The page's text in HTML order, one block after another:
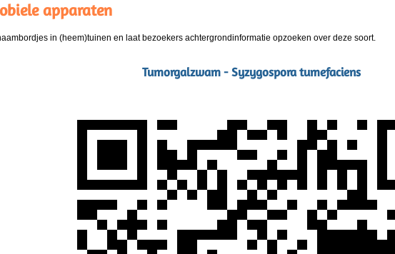
apparaten
in (heem)tuinen en laat bezoekers achtergrondinformatie opzoeken over deze soort.
Tumorgalzwam - Syzygospora tumefaciens